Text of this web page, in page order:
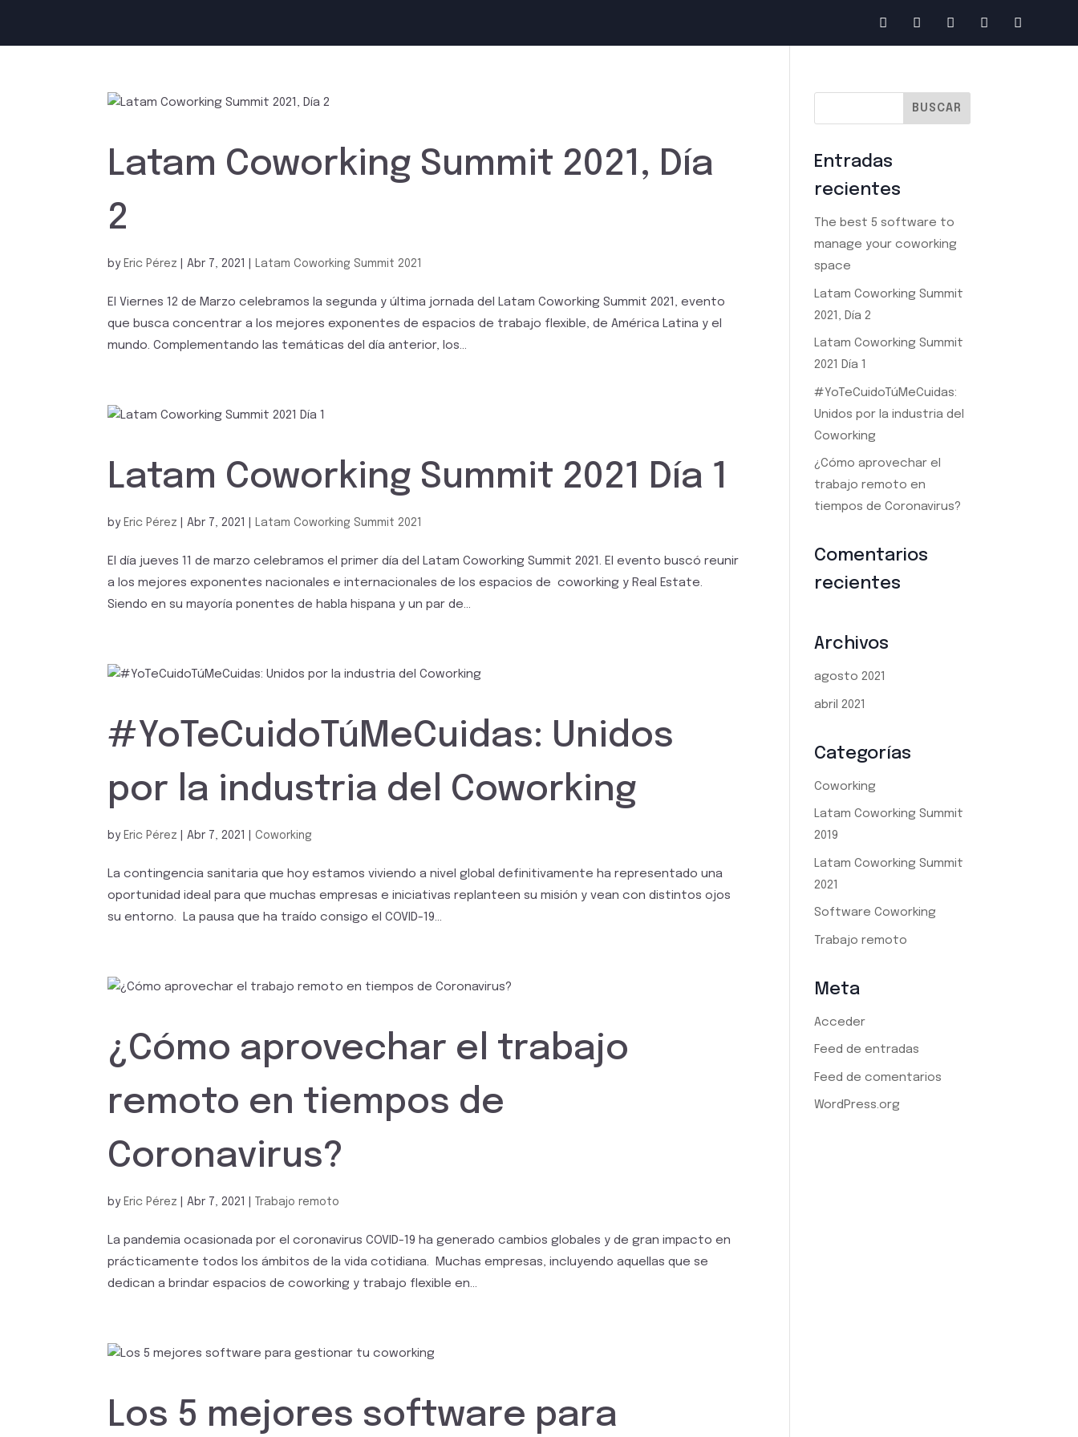
Latam Coworking Summit 2021, Día
2
by Eric Pérez |Abr 7, 2021 Latam Coworking Summit 2021
El Viernes 12 de Marzo celebramos la segunda y última jornada del Latam Coworking Summit 2021, evento
que busca concentrar a los mejores exponentes de espacios de trabajo flexible, de América Latina y el
mundo. Complementando las temáticas del día anterior, los...
Latam Coworking Summit 2021 Día 1
by Eric Pérez |Abr 7, 2021 Latam Coworking Summit 2021
El día jueves 11 de marzo celebramos el primer día del Latam Coworking Summit 2021. El evento buscó reunir
a los mejores exponentes nacionales e internacionales de los espacios de coworking y Real Estate.
Siendo en su mayoría ponentes de habla hispana y un par de...
#YoTeCuidoTúMeCuidas: Unidos
por la industria del Coworking
by Eric Pérez |Abr 7, 2021 |Coworking
La contingencia sanitaria que hoy estamos viviendo a nivel global definitivamente ha representado una
oportunidad ideal para que muchas empresas e iniciativas replanteen su misión y vean con distintos ojos
su entorno. La pausa que ha traído consigo el COVID-19...
¿Cómo aprovechar el trabajo
remoto en tiempos de
Coronavirus?
by Eric Pérez |Abr 7, 2021 Trabajo remoto
La pandemia ocasionada por el coronavirus COVID-19 ha generado cambios globales y de gran impacto en
prácticamente todos los ámbitos de la vida cotidiana. Muchas empresas, incluyendo aquellas que se
dedican a brindar espacios de coworking y trabajo flexible en...
Los 5 mejores software para
Entradas
recientes
The best 5 software to
manage your coworking
space
Latam Coworking Summit
2021, Día 2
Latam Coworking Summit
2021 Día 1
#YoTeCuidoTúMeCuidas:
Unidos por la industria del
Coworking
¿Cómo aprovechar el
trabajo remoto en
tiempos de Coronavirus?
Comentarios
recientes
Archivos
agosto 2021
abril 2021
Categorías
Coworking
Latam Coworking Summit
2019
Latam Coworking Summit
2021
Software Coworking
Trabajo remoto
Meta
Acceder
Feed de entradas
Feed de comentarios
WordPress.org